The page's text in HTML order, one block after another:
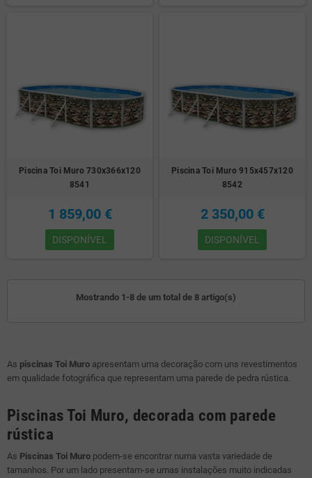
Piscina Toi Muro 730x366x120
8541
1 859,00 €
DISPONÍVEL
Piscina Toi Muro 915x457x120
8542
2 350,00 €
DISPONÍVEL
Mostrando 1-8 de um total de 8 artigo(s)
As piscinas Toi Muro apresentam uma decoração com uns revestimentos
em qualidade fotográfica que representam uma parede de pedra rústica.
Piscinas Toi Muro, decorada com parede
rústica
As Piscinas Toi Muro podem-se encontrar numa vasta variedade de
tamanhos. Por um lado presentam-se umas instalações muito indicadas